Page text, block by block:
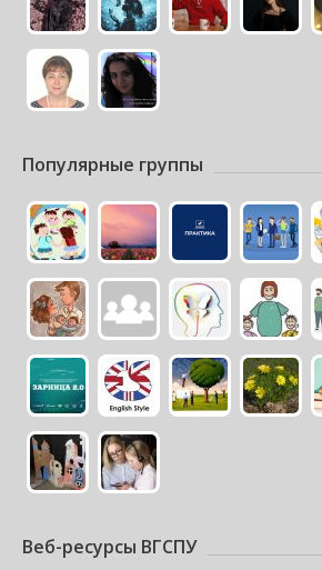
Популярные группы
Веб-ресурсы ВГСПУ